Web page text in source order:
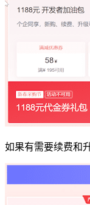
如果有需要续费和